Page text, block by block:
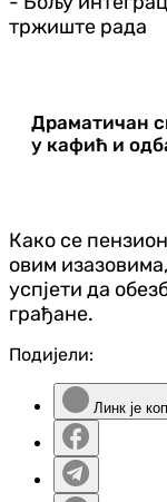
тржиште рада
Драматичан
у кафић и
Како се
овим
успјети да
грађане.
Подијели:
Линк је